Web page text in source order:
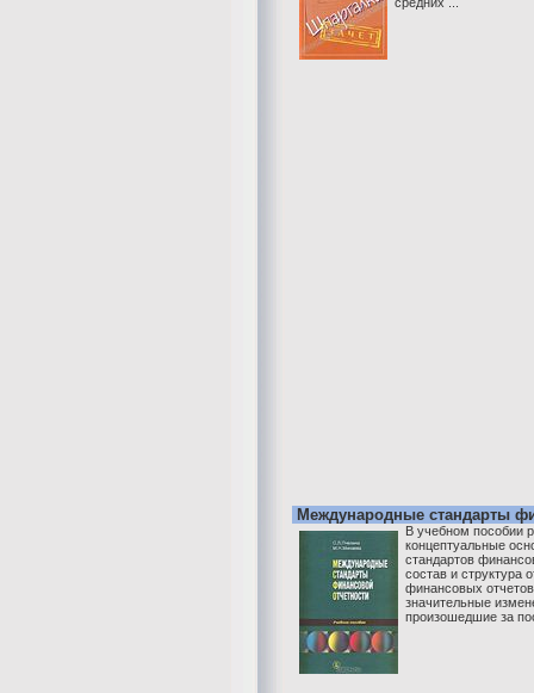
Международные стандарты
В учебном пособии
концептуальные
стандартов
состав и структура
финансовых
значительные
произошедшие за